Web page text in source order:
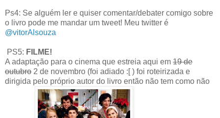
Ps4: Se alguém ler e quiser comentar/debater comigo sobre
o livro pode me mandar um tweet! Meu twitter é
@vitorAlsouza
PS5: FILME!
A adaptação para o cinema que estreia aqui em 19 de
outubro 2 de novembro (foi adiado :[ ) foi roteirizada e
dirigida pelo próprio autor do livro então não tem como não